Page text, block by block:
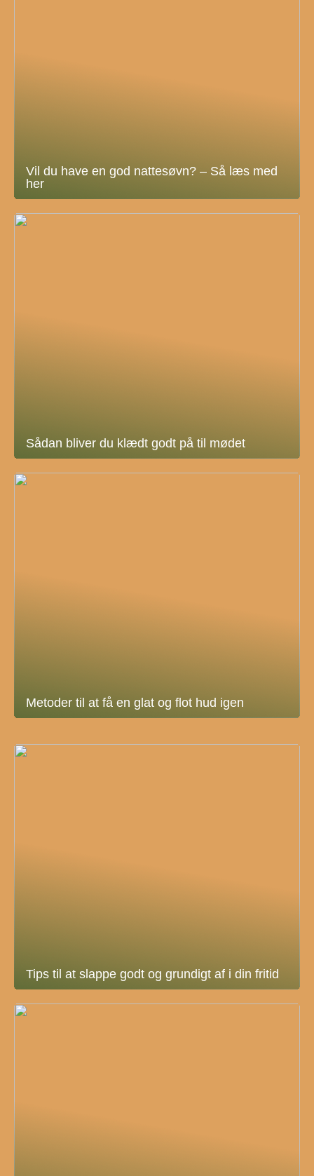
Vil du have en god nattesøvn? – Så læs med
her
Sådan bliver du klædt godt på til mødet
Metoder til at få en glat og flot hud igen
Tips til at slappe godt og grundigt af i din fritid